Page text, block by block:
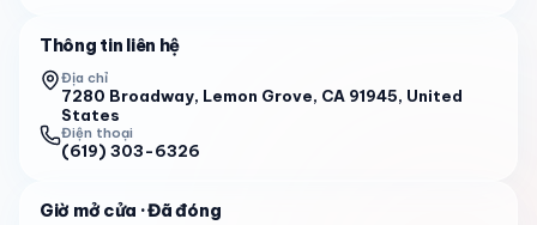
giá 5 sao hoàn hảo từ 27 nhận xét. Khách hàng liên tục mô
tả họ là tuyệt vời
sự cam kết hài lòng và khuyến nghị mạnh mẽ cho bất kỳ
nhu cầu sửa chữa xe nào.
Chúng tôi cung cấp đa dạng dịch vụ, bao gồm bảo dưỡng
sinh thân bướm ga, và thay lọc cabin. Đội ngũ thợ lành
Thông tin liên hệ
Địa chỉ
7280 Broadway, Lemon Grove, CA 91945, United
States
Điện thoại
(619) 303-6326
Giờ mở cửa · Đã đóng